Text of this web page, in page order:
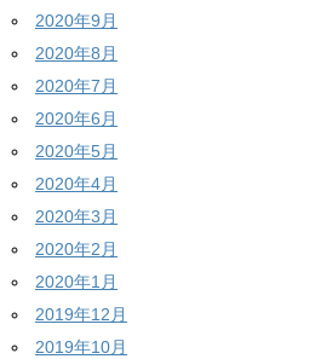
2020年9月
2020年8月
2020年7月
2020年6月
2020年5月
2020年4月
2020年3月
2020年2月
2020年1月
2019年12月
2019年10月